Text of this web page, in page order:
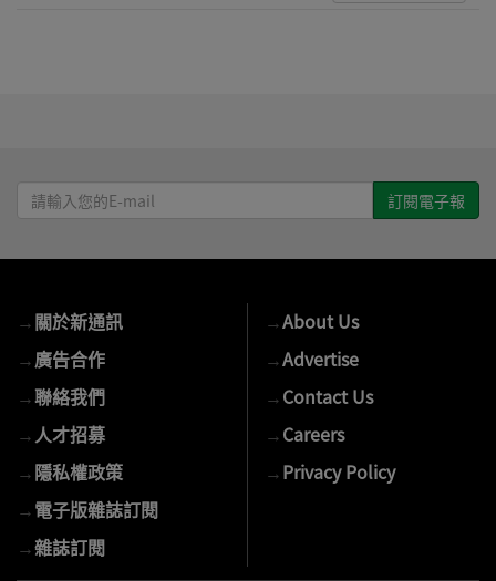
請
輸
E-
mail
→關於新通訊
→廣告合作
→聯絡我們
→ 人才招募
→隱私權政策
→電子版雜誌訂閱
→雜誌訂閱
→About Us
→Advertise
→Contact Us
→Careers
→Privacy Policy